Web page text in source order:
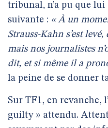
tribunal, n’a pu que
suivante : « À un
Strauss-Kahn s’est
mais nos journalistes
dit, et si même il a
la peine de se donner
Sur TF1, en revanche,
guilty » attendu.